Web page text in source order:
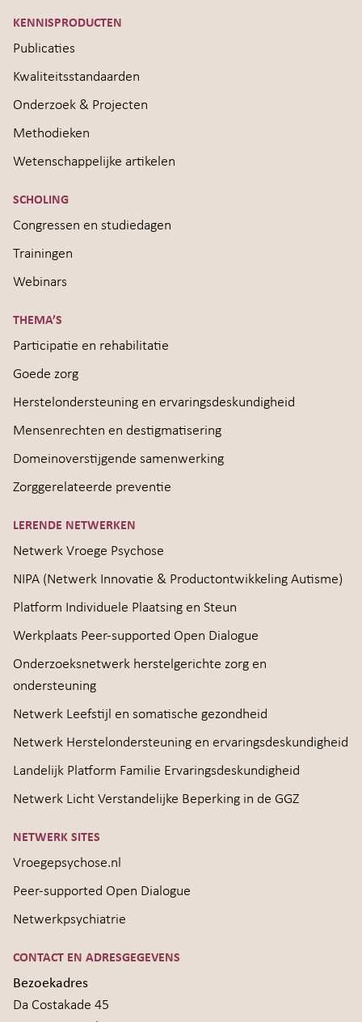
KENNISPRODUCTEN
Publicaties
Kwaliteitsstandaarden
Onderzoek & Projecten
Methodieken
Wetenschappelijke artikelen
SCHOLING
Congressen en studiedagen
Trainingen
Webinars
THEMA’S
Participatie en rehabilitatie
Goede zorg
Herstelondersteuning en ervaringsdeskundigheid
Mensenrechten en destigmatisering
Domeinoverstijgende samenwerking
Zorggerelateerde preventie
LERENDE NETWERKEN
Netwerk Vroege Psychose
NIPA (Netwerk Innovatie & Productontwikkeling Autisme)
Platform Individuele Plaatsing en Steun
Werkplaats Peer-supported Open Dialogue
Onderzoeksnetwerk herstelgerichte zorg en
ondersteuning
Netwerk Leefstijl en somatische gezondheid
Netwerk Herstelondersteuning en ervaringsdeskundigheid
Landelijk Platform Familie Ervaringsdeskundigheid
Netwerk Licht Verstandelijke Beperking in de GGZ
NETWERK SITES
Vroegepsychose.nl
Peer-supported Open Dialogue
Netwerkpsychiatrie
CONTACT EN ADRESGEGEVENS
Bezoekadres
Da Costakade 45